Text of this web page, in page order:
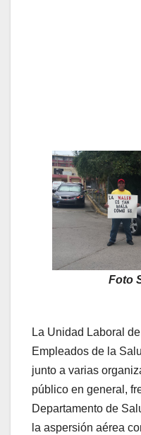
Foto
La Unidad Laboral
Empleados de la
junto a varias
público en general,
Departamento de
la aspersión aérea